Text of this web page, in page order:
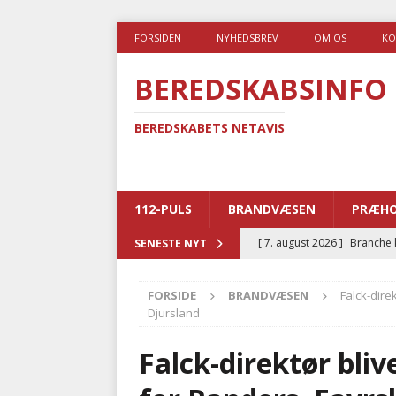
FORSIDEN NYHEDSBREV OM OS
BEREDSKABSINFO
BEREDSKABETS NETAVIS
112-PULS BRANDVÆSEN
SENESTE NYT [ 7. august 2026 ]
[ 6. august 2026 ]
[ 5. august 2026 ]
i det offentlige
FORSIDE BRANDVÆSEN
Falck-
Djursland
Falck-direktør